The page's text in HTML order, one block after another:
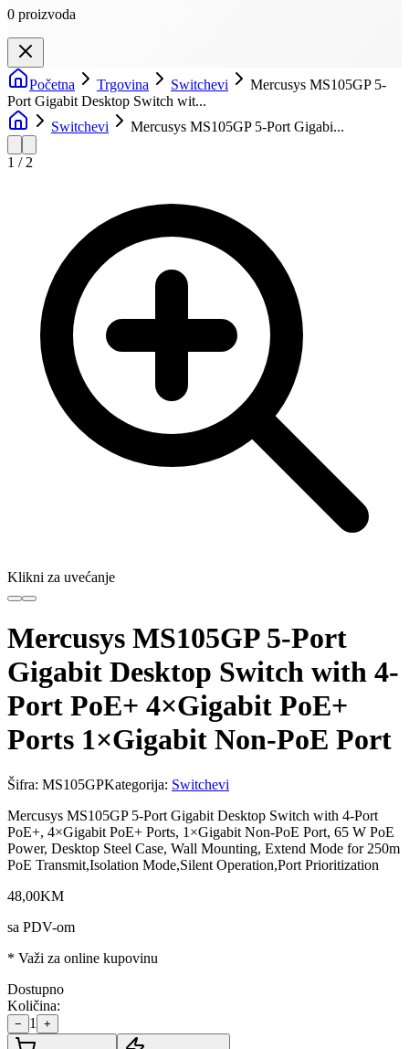
0 proizvoda
Početna Trgovina Switchevi
Mercusys MS105GP 5-
Port Gigabit Desktop Switch wit...
Switchevi
Mercusys MS105GP 5-Port Gigabi...
1 / 2
Klikni za uvećanje
Mercusys MS105GP 5-Port
Gigabit Desktop Switch with 4-
Port PoE+ 4×Gigabit PoE+
Ports 1×Gigabit Non-PoE Port
Šifra: MS105GPKategorija: Switchevi
Mercusys MS105GP 5-Port Gigabit Desktop Switch with 4-Port
PoE+, 4×Gigabit PoE+ Ports, 1×Gigabit Non-PoE Port, 65 W PoE
Power, Desktop Steel Case, Wall Mounting, Extend Mode for 250m
PoE Transmit,Isolation Mode,Silent Operation,Port Prioritization
48,00KM
sa PDV-om
* Važi za online kupovinu
Dostupno
Količina:
− 1 +